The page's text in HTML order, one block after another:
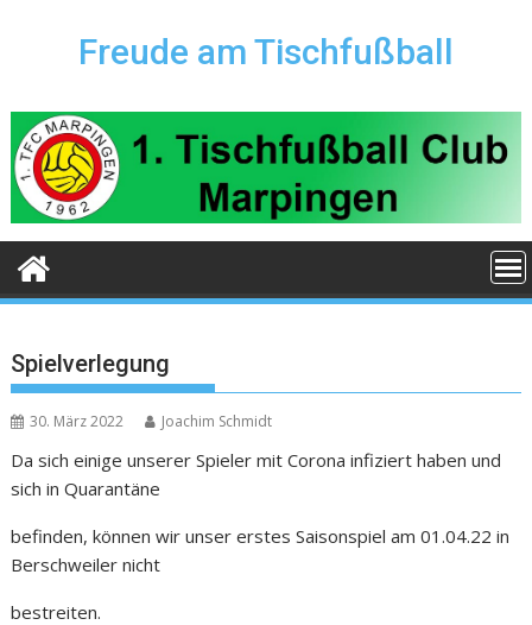
Freude am Tischfußball
Spielverlegung
30. März 2022 Joachim Schmidt
Da sich einige unserer Spieler mit Corona infiziert haben und
sich in Quarantäne
befinden, können wir unser erstes Saisonspiel am 01.04.22 in
Berschweiler nicht
bestreiten.